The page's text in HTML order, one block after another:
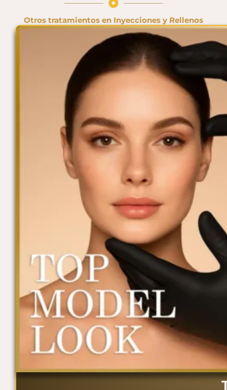
Otros tratamientos en Inyecciones y Rellenos